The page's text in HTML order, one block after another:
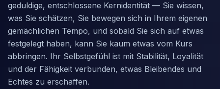
geduldige, entschlossene Kernidentität — Sie wissen,
was Sie schätzen, Sie bewegen sich in Ihrem eigenen
gemächlichen Tempo, und sobald Sie sich auf etwas
festgelegt haben, kann Sie kaum etwas vom Kurs
abbringen. Ihr Selbstgefühl ist mit Stabilität, Loyalität
und der Fähigkeit verbunden, etwas Bleibendes und
Echtes zu erschaffen.